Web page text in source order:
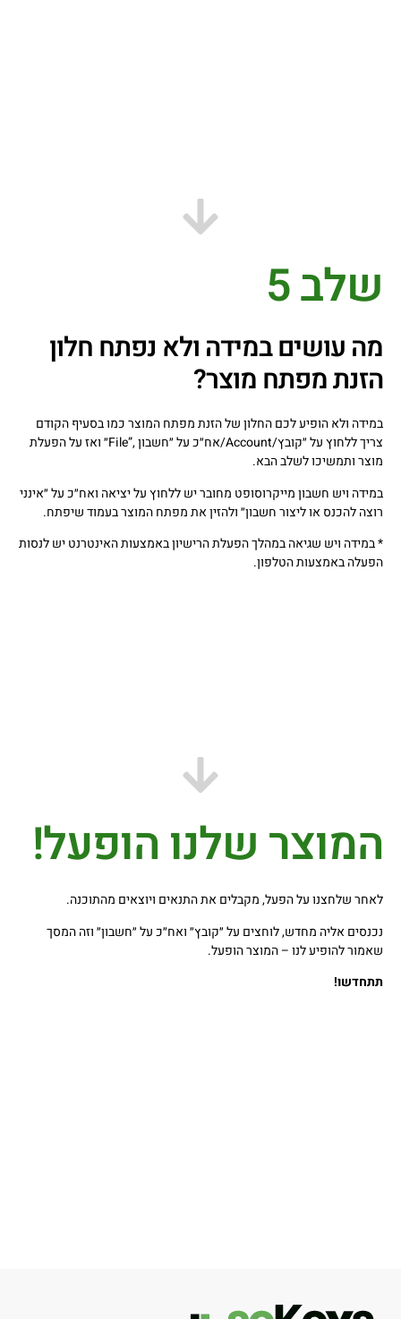
שלב 5
מה עושים במידה ולא נפתח חלון
הזנת מפתח מוצר?
במידה ולא הופיע לכם החלון של הזנת מפתח המוצר כמו בסעיף הקודם
צריך ללחוץ על ״קובץ/File”, אח״כ על ״חשבון/Account
״ ואז על הפעלת
מוצר ותמשיכו לשלב הבא.
במידה ויש חשבון מייקרוסופט מחובר יש ללחוץ על יציאה ואח״כ על ״אינני
רוצה להכנס או ליצור חשבון״ ולהזין את מפתח המוצר בעמוד שיפתח.
* במידה ויש שגיאה במהלך הפעלת הרישיון באמצעות האינטרנט יש לנסות
הפעלה באמצעות הטלפון.
המוצר שלנו הופעל!
לאחר שלחצנו על הפעל, מקבלים את התנאים ויוצאים מהתוכנה.
נכנסים אליה מחדש, לוחצים על ״קובץ״ ואח״כ על ״חשבון״ וזה המסך
שאמור להופיע לנו – המוצר הופעל.
תתחדשו!